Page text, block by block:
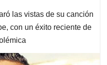
las vistas de su canción
con un éxito reciente de